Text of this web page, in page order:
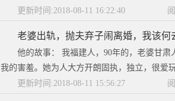
更新时间:2018-08-11 16:22:40
老婆出轨，抛夫弃子闹离婚，我该何
他的故事： 我福建人，90年的，老婆甘
我的害羞。她为人大方开朗固执，独立，很爱
更新时间:2018-08-11 15:56:27